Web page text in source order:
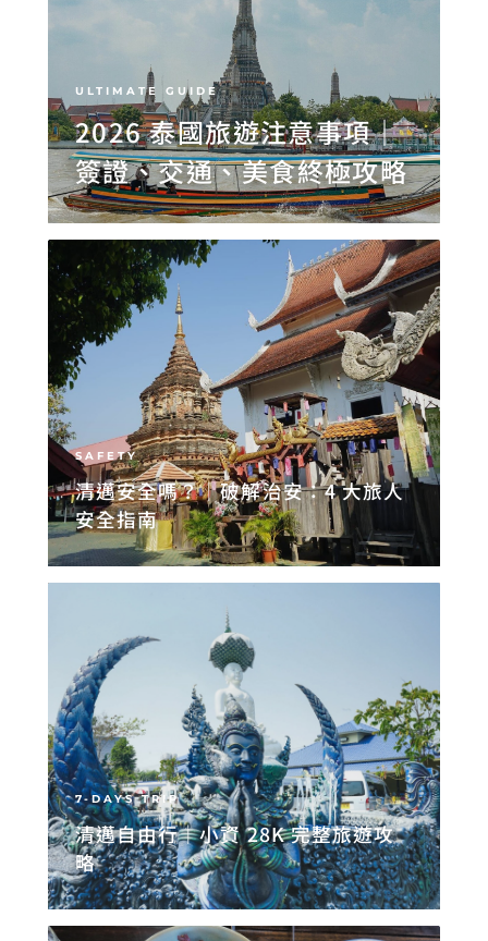
ULTIMATE GUIDE
2026 泰國旅遊注意事項｜
簽證、交通、美食終極攻略
SAFETY
清邁安全嗎？｜破解治安：4 大旅人
安全指南
7-DAYS TRIP
清邁自由行｜小資 28K 完整旅遊攻
略